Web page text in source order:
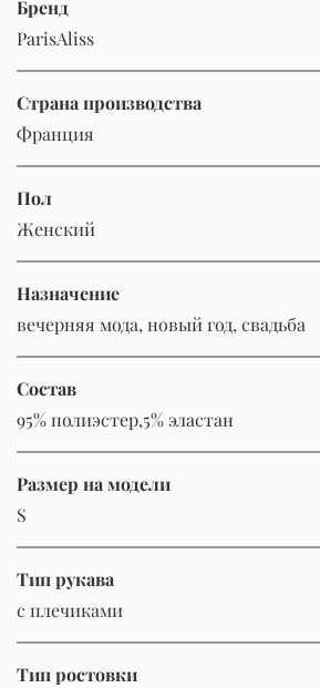
Бренд
ParisAliss
Страна производства
Франция
Пол
Женский
Назначение
вечерняя мода, новый год, свадьба
Состав
95% полиэстер,5% эластан
Размер на модели
S
Тип рукава
с плечиками
Тип ростовки